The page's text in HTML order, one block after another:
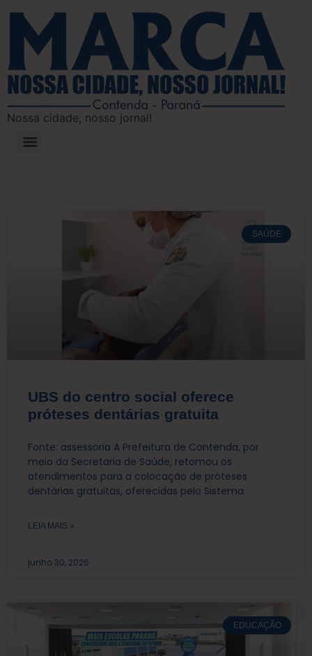
Nossa cidade, nosso jornal!
SAÚDE
UBS do centro social oferece
próteses dentárias gratuita
Fonte: assessoria A Prefeitura de Contenda, por
meio da Secretaria de Saúde, retomou os
atendimentos para a colocação de próteses
dentárias gratuitas, oferecidas pelo Sistema
LEIA MAIS »
junho 30, 2026
EDUCAÇÃO